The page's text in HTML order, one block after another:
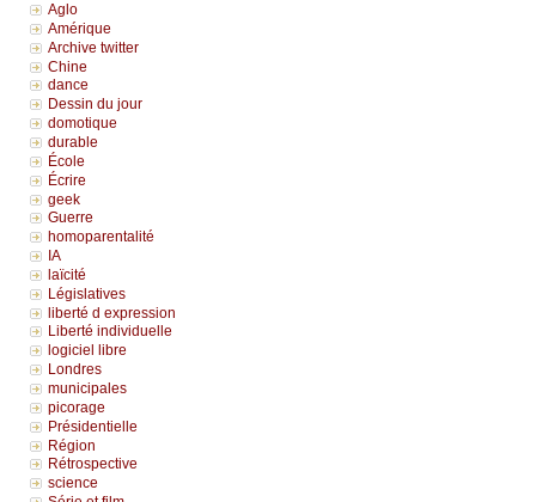
Aglo
Amérique
Archive twitter
Chine
dance
Dessin du jour
domotique
durable
École
Écrire
geek
Guerre
homoparentalité
IA
laïcité
Législatives
liberté d expression
Liberté individuelle
logiciel libre
Londres
municipales
picorage
Présidentielle
Région
Rétrospective
science